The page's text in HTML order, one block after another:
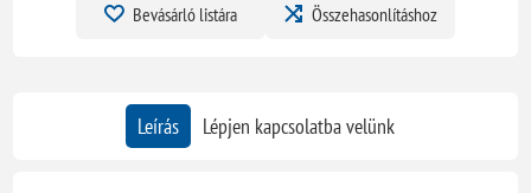
Bevásárló listára Összehasonlításhoz
Leírás Lépjen kapcsolatba velünk